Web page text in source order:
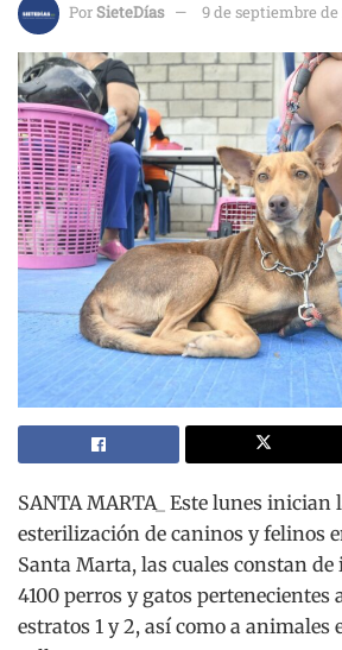
PorSieteDías 9 de septiembre de
SANTA MARTA_ Este lunes inician
esterilización de caninos y felinos
Santa Marta, las cuales constan
4100 perros y gatos pertenecientes
estratos 1 y 2, así como a animales